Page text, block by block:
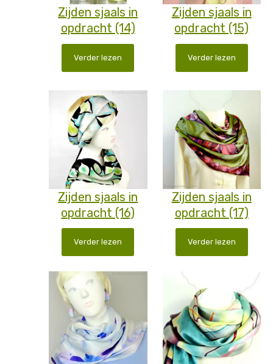
Zijden sjaals in
opdracht (14)
Verder lezen
Zijden sjaals in
opdracht (15)
Verder lezen
Zijden sjaals in
opdracht (16)
Verder lezen
Zijden sjaals in
opdracht (17)
Verder lezen